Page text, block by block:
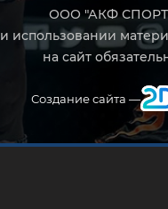
ООО "АКФ
использовании
на сайт
Создание сайта —